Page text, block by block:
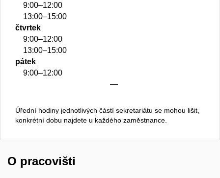
9:00–12:00
13:00–15:00
čtvrtek
9:00–12:00
13:00–15:00
pátek
9:00–12:00
—
Úřední hodiny jednotlivých částí sekretariátu se mohou lišit,
konkrétní dobu najdete u každého zaměstnance.
O pracovišti